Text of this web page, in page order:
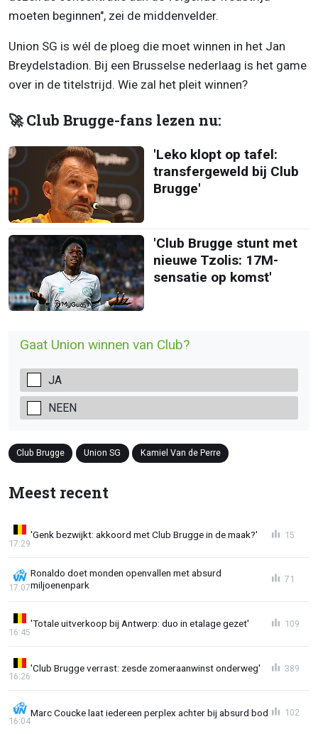
moeten beginnen", zei de middenvelder.
Union SG is wél de ploeg die moet winnen in het Jan
Breydelstadion. Bij een Brusselse nederlaag is het game
over in de titelstrijd. Wie zal het pleit winnen?
🚀 Club Brugge-fans lezen nu:
'Leko klopt op tafel:
transfergeweld bij Club
Brugge'
'Club Brugge stunt met
nieuwe Tzolis: 17M-
sensatie op komst'
Gaat Union winnen van Club?
JA
NEEN
Club Brugge Union SG Kamiel Van de Perre
Meest recent
'Genk bezwijkt: akkoord met Club Brugge in de maak?'
17:29
15
Ronaldo doet monden openvallen met absurd
miljoenenpark
17:07
71
'Totale uitverkoop bij Antwerp: duo in etalage gezet'
16:45
109
'Club Brugge verrast: zesde zomeraanwinst onderweg'
16:26
389
Marc Coucke laat iedereen perplex achter bij absurd bod
16:04
102